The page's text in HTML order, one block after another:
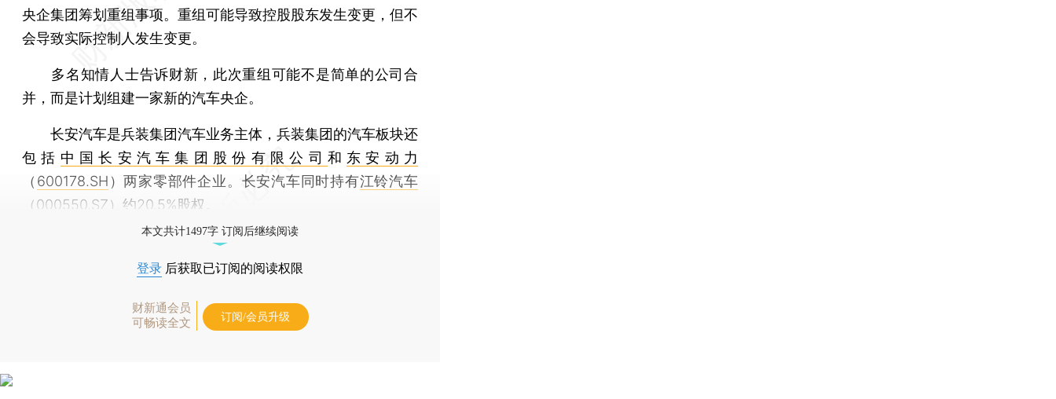
央企集团筹划重组事项。重组可能导致控股股东发生变更，但不
会导致实际控制人发生变更。
多名知情人士告诉财新，此次重组可能不是简单的公司合
并，而是计划组建一家新的汽车央企。
长安汽车是兵装集团汽车业务主体，兵装集团的汽车板块还
包括 中国长安汽车集团股份有限公司 和 东安动力
（ 600178.SH ）两家零部件企业。长安汽车同时持有江铃汽车
（000550.SZ）约20.5%股权。
本文共计1497字 订阅后继续阅读
登录 后获取已订阅的阅读权限
财新通会员
可畅读全文
订阅/会员升级